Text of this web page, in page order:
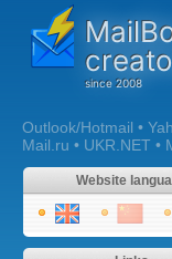
Outlook/Hotmail •
Mail.ru • UKR.NET •
Website